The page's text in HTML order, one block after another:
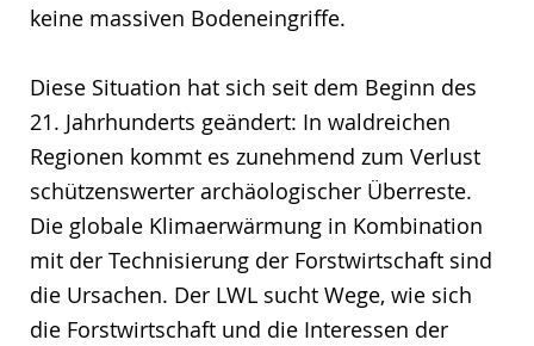
keine massiven Bodeneingriffe.
Diese Situation hat sich seit dem Beginn des
21. Jahrhunderts geändert: In waldreichen
Regionen kommt es zunehmend zum Verlust
schützenswerter archäologischer Überreste.
Die globale Klimaerwärmung in Kombination
mit der Technisierung der Forstwirtschaft sind
die Ursachen. Der LWL sucht Wege, wie sich
die Forstwirtschaft und die Interessen der